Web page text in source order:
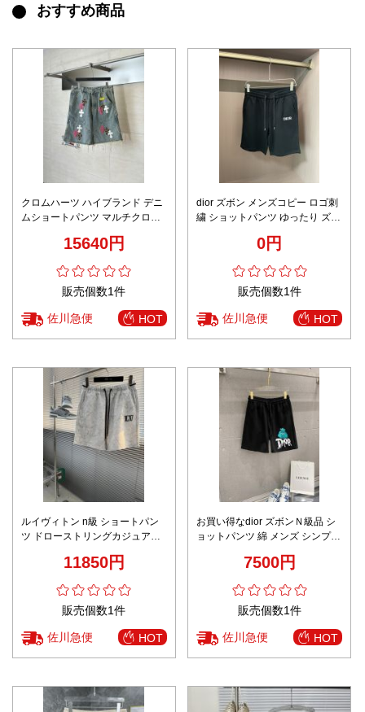
おすすめ商品
クロムハーツ ハイブランド デニ
ムショートパンツ マルチクロス
高級感仕上げ15640円
販売個数1件
佐川急便 HOT
dior ズボン メンズコピー ロゴ刺
繍 ショットパンツ ゆったり ズボ
0円
販売個数1件
佐川急便 HOT
ルイヴィトン n級 ショートパン
ツ ドローストリングカジュアル
11850円
販売個数1件
佐川急便 HOT
お買い得なdior ズボンＮ級品 シ
ョットパンツ 綿 メンズ シンプル
7500円
販売個数1件
佐川急便 HOT